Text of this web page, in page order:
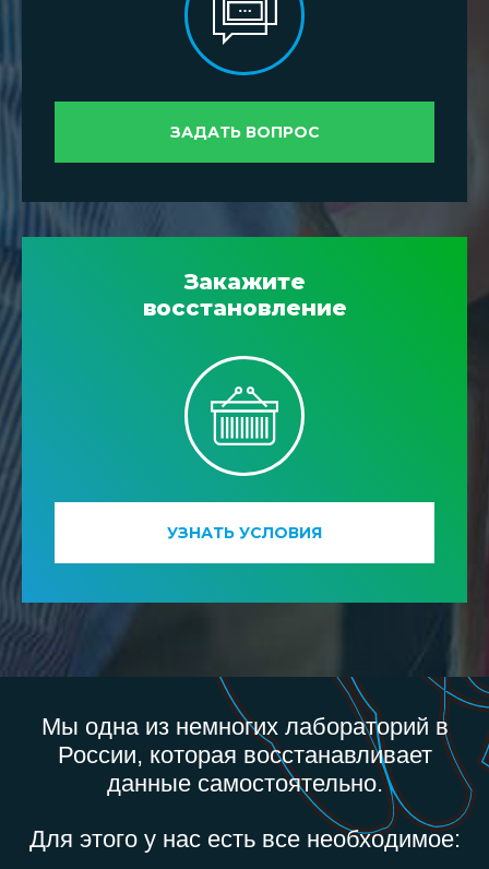
ЗАДАТЬ ВОПРОС
Закажите
восстановление
УЗНАТЬ УСЛОВИЯ
Мы одна из немногих лабораторий в
России, которая восстанавливает
данные самостоятельно.
Для этого у нас есть все необходимое: